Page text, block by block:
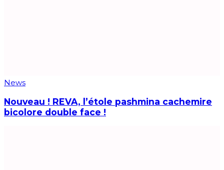
News
Nouveau ! REVA, l’étole pashmina cachemire
bicolore double face !